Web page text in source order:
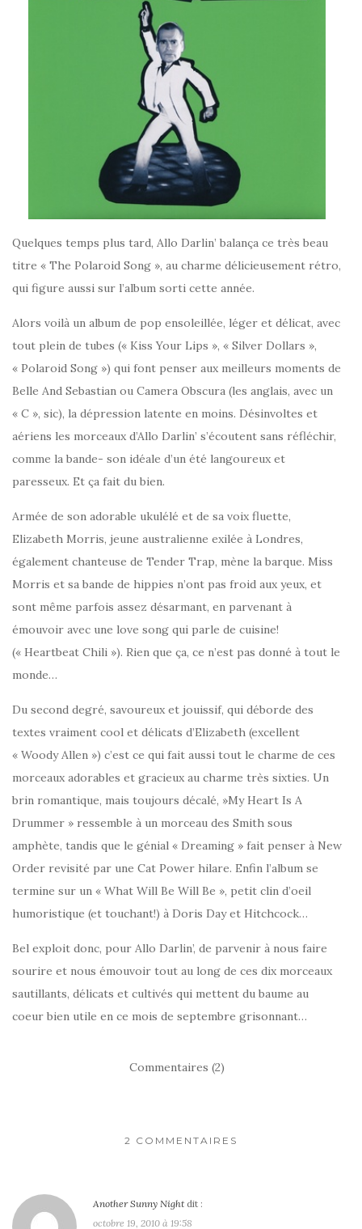
Quelques temps plus tard, Allo Darlin’ balança ce très beau
titre « The Polaroid Song », au charme délicieusement rétro,
qui figure aussi sur l’album sorti cette année.
Alors voilà un album de pop ensoleillée, léger et délicat, avec
tout plein de tubes (« Kiss Your Lips », « Silver Dollars »,
« Polaroid Song ») qui font penser aux meilleurs moments de
Belle And Sebastian ou Camera Obscura (les anglais, avec un
« C », sic), la dépression latente en moins. Désinvoltes et
aériens les morceaux d’Allo Darlin’ s’écoutent sans réfléchir,
comme la bande- son idéale d’un été langoureux et
paresseux. Et ça fait du bien.
Armée de son adorable ukulélé et de sa voix fluette,
Elizabeth Morris, jeune australienne exilée à Londres,
également chanteuse de Tender Trap, mène la barque. Miss
Morris et sa bande de hippies n’ont pas froid aux yeux, et
sont même parfois assez désarmant, en parvenant à
émouvoir avec une love song qui parle de cuisine!
(« Heartbeat Chili »). Rien que ça, ce n’est pas donné à tout le
monde…
Du second degré, savoureux et jouissif, qui déborde des
textes vraiment cool et délicats d’Elizabeth (excellent
« Woody Allen ») c’est ce qui fait aussi tout le charme de ces
morceaux adorables et gracieux au charme très sixties. Un
brin romantique, mais toujours décalé, »My Heart Is A
Drummer » ressemble à un morceau des Smith sous
amphète, tandis que le génial « Dreaming » fait penser à New
Order revisité par une Cat Power hilare. Enfin l’album se
termine sur un « What Will Be Will Be », petit clin d’oeil
humoristique (et touchant!) à Doris Day et Hitchcock…
Bel exploit donc, pour Allo Darlin’, de parvenir à nous faire
sourire et nous émouvoir tout au long de ces dix morceaux
sautillants, délicats et cultivés qui mettent du baume au
coeur bien utile en ce mois de septembre grisonnant…
Commentaires (2)
2 COMMENTAIRES
Another Sunny Night dit :
octobre 19, 2010 à 19:58